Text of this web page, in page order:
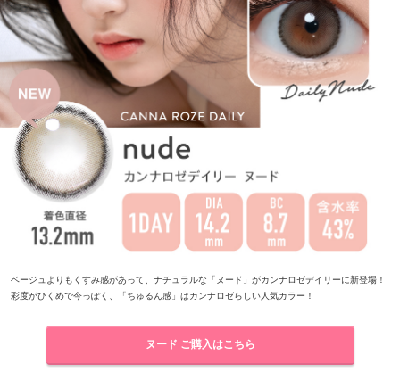
ベージュよりもくすみ感があって、ナチュラルな「ヌード」がカンナロゼデイリーに新登場！
彩度がひくめで今っぽく、「ちゅるん感」はカンナロゼらしい人気カラー！
ヌード ご購入はこちら